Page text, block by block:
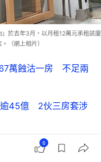
於去年3月，以月租12萬元承租該廈
（網上相片）
萬蝕沽一房 不足兩
45億 2伙三房套涉
蜂集團」 1170萬購新
6